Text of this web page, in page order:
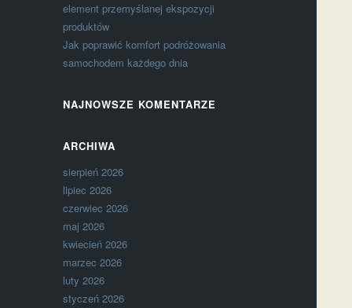
element przemyślanej ekspozycji
produktów
Jak poprawić komfort podróżowania
samochodem każdego dnia
NAJNOWSZE KOMENTARZE
ARCHIWA
sierpień 2026
lipiec 2026
czerwiec 2026
maj 2026
kwiecień 2026
marzec 2026
luty 2026
styczeń 2026